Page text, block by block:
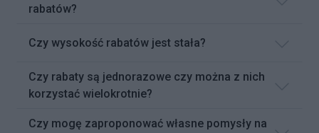
rabatów?
Czy wysokość rabatów jest stała?
Czy rabaty są jednorazowe czy można z nich
korzystać wielokrotnie?
Czy mogę zaproponować własne pomysły na